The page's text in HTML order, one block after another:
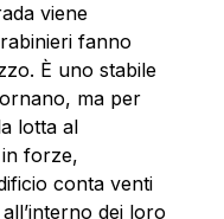
viene
fanno
È uno stabile
ma per
lotta al
forze,
conta venti
dei loro